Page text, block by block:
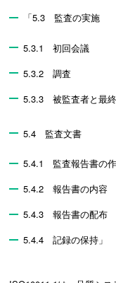
「5.3 監査の実施
5.3.1 初回会議
5.3.2 調査
5.3.3 被監査者と最
5.4 監査文書
5.4.1 監査報告書の
5.4.2 報告書の内容
5.4.3 報告書の配布
5.4.4 記録の保持」